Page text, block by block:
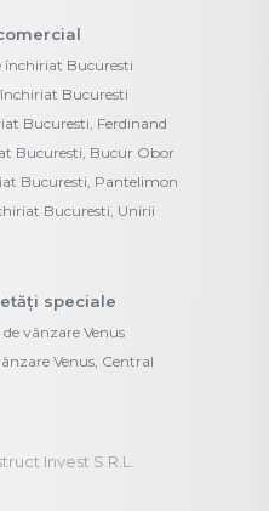
închiriat Bucuresti
Bucuresti
Bucuresti, Ferdinand
Bucuresti, Bucur Obor
Bucuresti, Pantelimon
Bucuresti, Unirii
speciale
vânzare Venus
Venus, Central
Invest S.R.L.